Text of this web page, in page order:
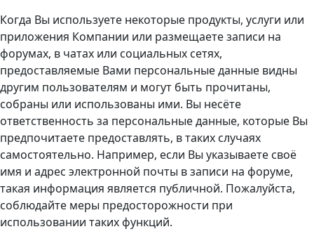
Когда Вы используете некоторые продукты, услуги или
приложения Компании или размещаете записи на
форумах, в чатах или социальных сетях,
предоставляемые Вами персональные данные видны
другим пользователям и могут быть прочитаны,
собраны или использованы ими. Вы несёте
ответственность за персональные данные, которые Вы
предпочитаете предоставлять, в таких случаях
самостоятельно. Например, если Вы указываете своё
имя и адрес электронной почты в записи на форуме,
такая информация является публичной. Пожалуйста,
соблюдайте меры предосторожности при
использовании таких функций.